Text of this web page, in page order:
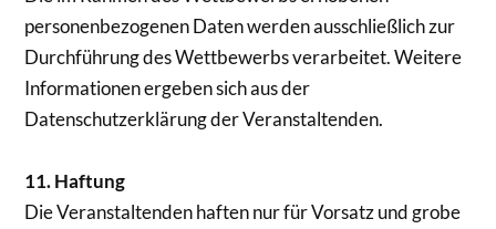
personenbezogenen Daten werden ausschließlich zur
Durchführung des Wettbewerbs verarbeitet. Weitere
Informationen ergeben sich aus der
Datenschutzerklärung der Veranstaltenden.
11. Haftung
Die Veranstaltenden haften nur für Vorsatz und grobe